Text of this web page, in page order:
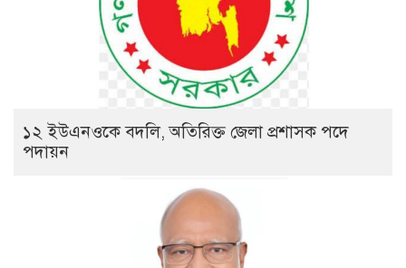
১২ ইউএনওকে বদলি, অতিরিক্ত জেলা প্রশাসক পদে
পদায়ন